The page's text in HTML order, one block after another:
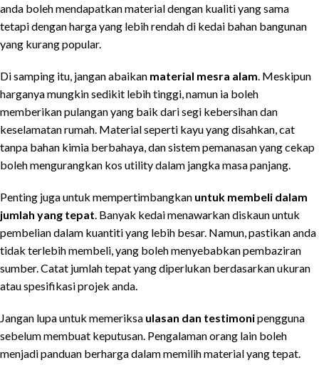
anda boleh mendapatkan material dengan kualiti yang sama
tetapi dengan harga yang lebih rendah di kedai bahan bangunan
yang kurang popular.
Di samping itu, jangan abaikan material mesra alam . Meskipun
harganya mungkin sedikit lebih tinggi, namun ia boleh
memberikan pulangan yang baik dari segi kebersihan dan
keselamatan rumah. Material seperti kayu yang disahkan, cat
tanpa bahan kimia berbahaya, dan sistem pemanasan yang cekap
boleh mengurangkan kos utility dalam jangka masa panjang.
Penting juga untuk mempertimbangkan untuk membeli dalam
jumlah yang tepat . Banyak kedai menawarkan diskaun untuk
pembelian dalam kuantiti yang lebih besar. Namun, pastikan anda
tidak terlebih membeli, yang boleh menyebabkan pembaziran
sumber. Catat jumlah tepat yang diperlukan berdasarkan ukuran
atau spesifikasi projek anda.
Jangan lupa untuk memeriksa ulasan dan testimonipengguna
sebelum membuat keputusan. Pengalaman orang lain boleh
menjadi panduan berharga dalam memilih material yang tepat.